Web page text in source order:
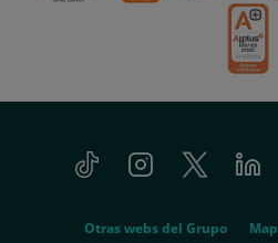
Tiktok InstagramTwitter
Otras webs del Grupo